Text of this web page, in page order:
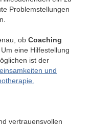
Problemstellungen
ob Coaching
eine Hilfestellung
ist der
und
vertrauensvollen